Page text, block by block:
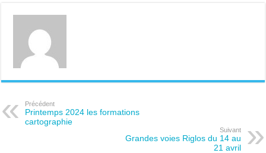
Précédent
Printemps 2024 les formations
cartographie
Suivant
Grandes voies Riglos du 14 au
21 avril